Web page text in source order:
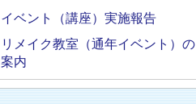
イベント（講座）実施報告
リメイク教室（通年イベント）の
案内